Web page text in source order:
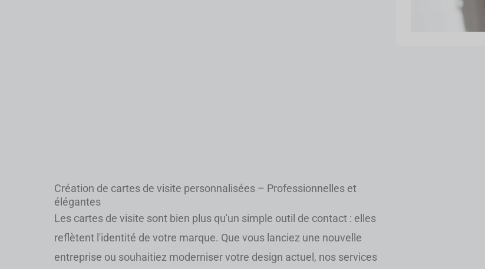
Création de cartes de visite personnalisées – Professionnelles et
élégantes
Les cartes de visite sont bien plus qu'un simple outil de contact : elles
reflètent l'identité de votre marque. Que vous lanciez une nouvelle
entreprise ou souhaitiez moderniser votre design actuel, nos services